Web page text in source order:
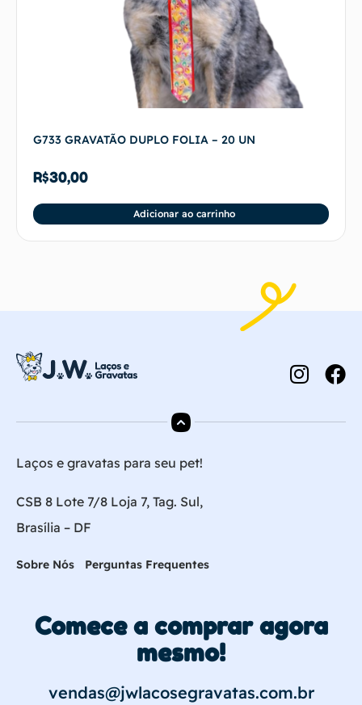
G733 GRAVATÃO DUPLO FOLIA – 20 UN
R$30,00
Adicionar ao carrinho
Laços e gravatas para seu pet!
CSB 8 Lote 7/8 Loja 7, Tag. Sul,
Brasília – DF
Sobre Nós Perguntas Frequentes
Comece a comprar agora
mesmo!
vendas@jwlacosegravatas.com.br